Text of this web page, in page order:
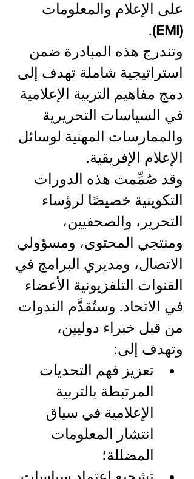
على الإعلام والمعلومات
(EMI)
.
وتندرج هذه المبادرة ضمن
استراتيجية شاملة تهدف إلى
دمج مفاهيم التربية الإعلامية
في السياسات التحريرية
والممارسات المهنية لوسائل
الإعلام الإفريقية.
وقد صُمِّمت هذه الدورات
التكوينية خصيصًا لرؤساء
التحرير، والصحفيين،
ومنتجي المحتوى، ومسؤولي
الاتصال، ومديري البرامج في
القنوات التلفزيونية الأعضاء
في الاتحاد. وستُقدَّم الندوات
من قبل خبراء دوليين،
وتهدف إلى:
تعزيز فهم التحديات
المرتبطة بالتربية
الإعلامية في سياق
انتشار المعلومات
المضللة؛